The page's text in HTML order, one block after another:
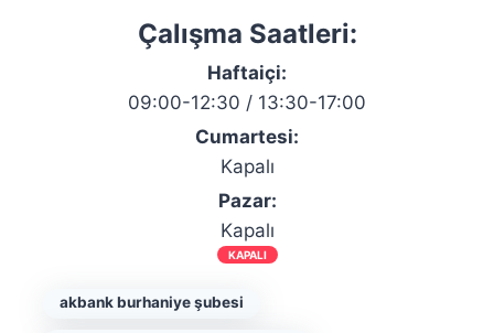
Çalışma Saatleri:
Haftaiçi:
09:00-12:30 / 13:30-17:00
Cumartesi:
Kapalı
Pazar:
Kapalı
KAPALI
akbank burhaniye şubesi